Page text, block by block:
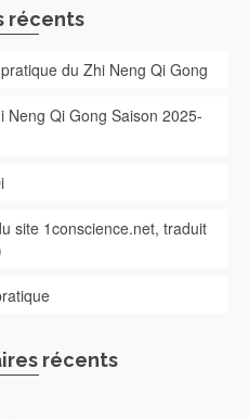
récents
du Zhi Neng Qi Gong
Qi Gong Saison 2025-
site 1conscience.net, traduit
récents